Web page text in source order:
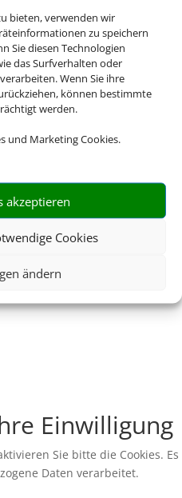
bieten, verwenden wir
zu speichern
Sie diesen Technologien
das Surfverhalten oder
Wenn Sie ihre
können bestimmte
werden.
und Marketing Cookies.
akzeptieren
Cookies
ändern
Einwilligung
Sie bitte die Cookies. Es
Daten verarbeitet.